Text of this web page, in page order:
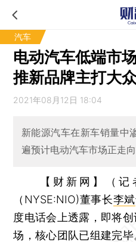
汽车
电动汽车低端市
推新品牌主打大
2021年08月12日 18:04
新能源汽车在新车销量中
遍预计电动汽车市场正走
【财新网】（
（NYSE:NIO)董事长李斌
度电话会上透露，即将
场，核心团队已组建完